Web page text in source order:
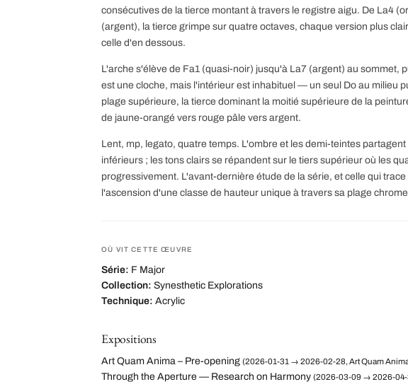
consécutives de la tierce montant à travers le registre aigu. De La4
(argent), la tierce grimpe sur quatre octaves, chaque version plus
celle d'en dessous.
L'arche s'élève de Fa1 (quasi-noir) jusqu'à La7 (argent) au sommet,
est une cloche, mais l'intérieur est inhabituel — un seul Do au milieu
plage supérieure, la tierce dominant la moitié supérieure de la
de jaune-orangé vers rouge pâle vers argent.
Lent, mp, legato, quatre temps. L'ombre et les demi-teintes partagent
inférieurs ; les tons clairs se répandent sur le tiers supérieur où les
progressivement. L'avant-dernière étude de la série, et celle qui
l'ascension d'une classe de hauteur unique à travers sa plage
OÙ VIT CETTE ŒUVRE
Série: F Major
Collection: Synesthetic Explorations
Technique: Acrylic
Expositions
Art Quam Anima – Pre-opening (2026-01-31 → 2026-02-28, Art Quam
Through the Aperture — Research on Harmony (2026-03-09 → 2026-04-